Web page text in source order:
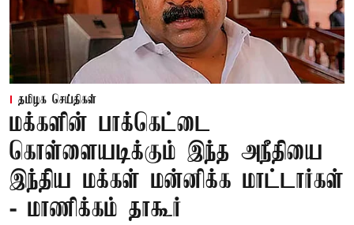
தமிழக செய்திகள்
மக்களின் பாக்கெட்டை
கொள்ளையடிக்கும் இந்த அநீதியை
இந்திய மக்கள் மன்னிக்க மாட்டார்கள்
- மாணிக்கம் தாகூர்